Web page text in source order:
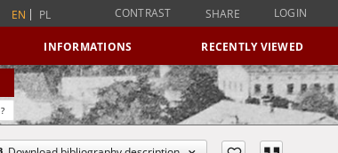
EN PL CONTRAST SHARE LOGIN
INFORMATIONS RECENTLY VIEWED
?